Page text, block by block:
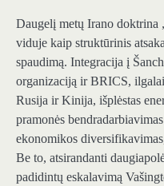
Daugelį metų Irano doktrina
viduje kaip struktūrinis
spaudimą. Integracija į
organizaciją ir BRICS,
Rusija ir Kinija, išplėstas
pramonės
ekonomikos
Be to, atsirandanti
padidintų eskalavimą